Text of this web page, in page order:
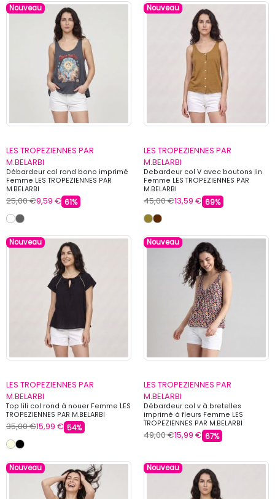
Nouveau
LES TROPEZIENNES PAR
M.BELARBI
Débardeur col rond bono imprimé
Femme LES TROPEZIENNES PAR
M.BELARBI
25,00 €9,59 € 61%
Nouveau
LES TROPEZIENNES PAR
M.BELARBI
Debardeur col V avec boutons lin
Femme LES TROPEZIENNES PAR
M.BELARBI
45,00 €13,59 € 69%
Nouveau
LES TROPEZIENNES PAR
M.BELARBI
Top lili col rond à nouer Femme LES
TROPEZIENNES PAR M.BELARBI
35,00 €15,99 € 54%
Nouveau
LES TROPEZIENNES PAR
M.BELARBI
Débardeur col v à bretelles
imprimé à fleurs Femme LES
TROPEZIENNES PAR M.BELARBI
49,00 €15,99 € 67%
Nouveau Nouveau